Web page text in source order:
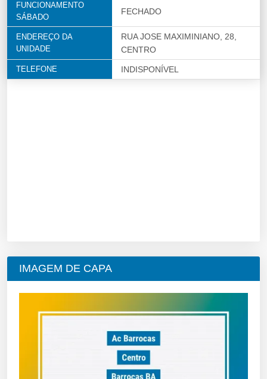
FUNCIONAMENTO
SÁBADO
FECHADO
ENDEREÇO DA
UNIDADE
RUA JOSE MAXIMINIANO, 28,
CENTRO
TELEFONE INDISPONÍVEL
IMAGEM DE CAPA